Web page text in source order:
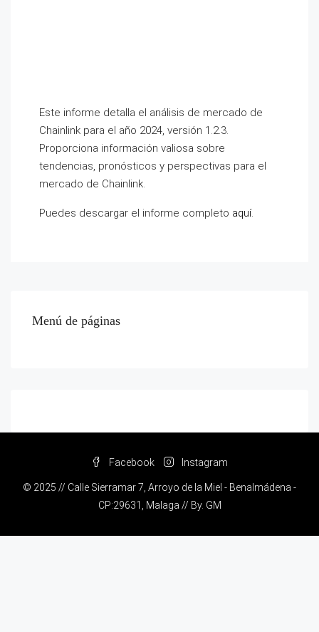
Este informe detalla el análisis de mercado de
Chainlink para el año 2024, versión 1.2.3.
Proporciona información valiosa sobre
tendencias, pronósticos y perspectivas para el
mercado de Chainlink.
Puedes descargar el informe completo aquí.
Menú de páginas
Facebook Instagram
© 2025 // Calle Sierramar 7, Arroyo de la Miel - Benalmádena -
CP:29631, Malaga // By. GM